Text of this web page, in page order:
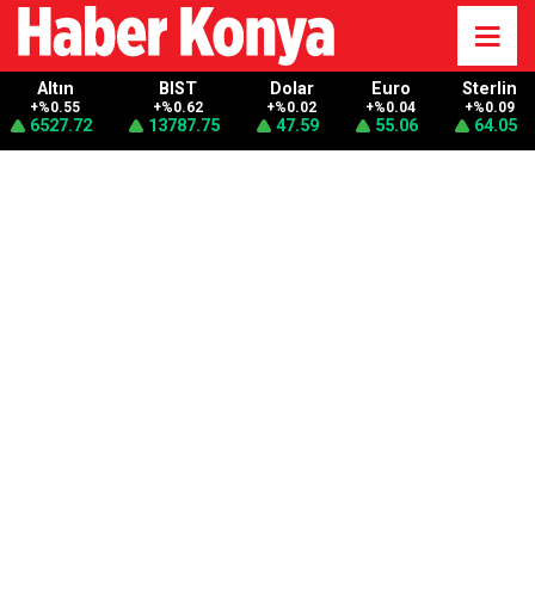
Altın
+%0.55
6527.72
BIST
+%0.62
13787.75
Dolar
+%0.02
47.59
Euro
+%0.04
55.06
Sterlin
+%0.09
64.05